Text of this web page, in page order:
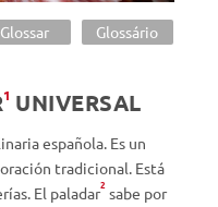
Glossar Glossário
1 UNIVERSAL
española. Es un
tradicional. Está
El paladar2 sabe por